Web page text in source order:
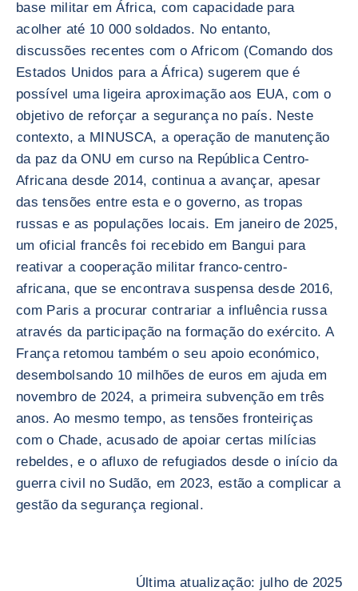
base militar em África, com capacidade para
acolher até 10 000 soldados. No entanto,
discussões recentes com o Africom (Comando dos
Estados Unidos para a África) sugerem que é
possível uma ligeira aproximação aos EUA, com o
objetivo de reforçar a segurança no país. Neste
contexto, a MINUSCA, a operação de manutenção
da paz da ONU em curso na República Centro-
Africana desde 2014, continua a avançar, apesar
das tensões entre esta e o governo, as tropas
russas e as populações locais. Em janeiro de 2025,
um oficial francês foi recebido em Bangui para
reativar a cooperação militar franco-centro-
africana, que se encontrava suspensa desde 2016,
com Paris a procurar contrariar a influência russa
através da participação na formação do exército. A
França retomou também o seu apoio económico,
desembolsando 10 milhões de euros em ajuda em
novembro de 2024, a primeira subvenção em três
anos. Ao mesmo tempo, as tensões fronteiriças
com o Chade, acusado de apoiar certas milícias
rebeldes, e o afluxo de refugiados desde o início da
guerra civil no Sudão, em 2023, estão a complicar a
gestão da segurança regional.
Última atualização: julho de 2025